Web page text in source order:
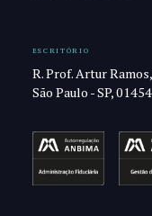
ESCRITÓRIO
R. Prof. Artur
São Paulo - SP,